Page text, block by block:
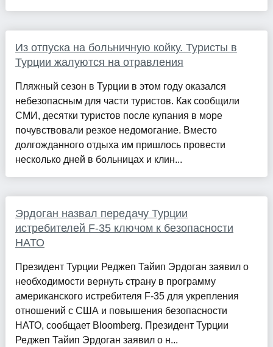
Из отпуска на больничную койку. Туристы в
Турции жалуются на отравления
Пляжный сезон в Турции в этом году оказался
небезопасным для части туристов. Как сообщили
СМИ, десятки туристов после купания в море
почувствовали резкое недомогание. Вместо
долгожданного отдыха им пришлось провести
несколько дней в больницах и клин...
Эрдоган назвал передачу Турции
истребителей F-35 ключом к безопасности
НАТО
Президент Турции Реджеп Тайип Эрдоган заявил о
необходимости вернуть страну в программу
американского истребителя F-35 для укрепления
отношений с США и повышения безопасности
НАТО, сообщает Bloomberg. Президент Турции
Реджеп Тайип Эрдоган заявил о н...